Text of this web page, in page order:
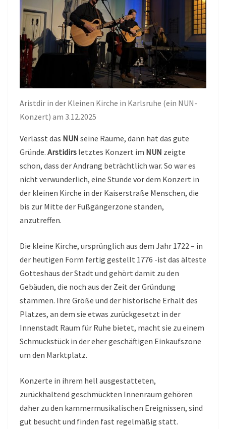
KONZERT)
Aristdir in der Kleinen Kirche in Karlsruhe (ein NUN-
Konzert) am 3.12.2025
Verlässt das NUN seine Räume, dann hat das gute
Gründe. Arstidirs letztes Konzert im NUN zeigte
schon, dass der Andrang beträchtlich war. So war es
nicht verwunderlich, eine Stunde vor dem Konzert in
der kleinen Kirche in der Kaiserstraße Menschen, die
bis zur Mitte der Fußgängerzone standen,
anzutreffen.
Die kleine Kirche, ursprünglich aus dem Jahr 1722 – in
der heutigen Form fertig gestellt 1776 -ist das älteste
Gotteshaus der Stadt und gehört damit zu den
Gebäuden, die noch aus der Zeit der Gründung
stammen. Ihre Größe und der historische Erhalt des
Platzes, an dem sie etwas zurückgesetzt in der
Innenstadt Raum für Ruhe bietet, macht sie zu einem
Schmuckstück in der eher geschäftigen Einkaufszone
um den Marktplatz.
Konzerte in ihrem hell ausgestatteten,
zurückhaltend geschmückten Innenraum gehören
daher zu den kammermusikalischen Ereignissen, sind
gut besucht und finden fast regelmäßig statt.